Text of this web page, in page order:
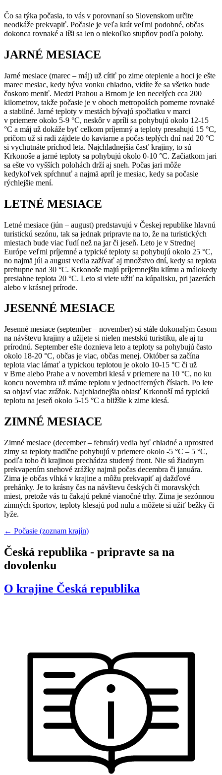
Čo sa týka počasia, to vás v porovnaní so Slovenskom určite
neodkáže prekvapiť. Počasie je veľa krát veľmi podobné, občas
dokonca rovnaké a líši sa len o niekoľko stupňov podľa polohy.
JARNÉ MESIACE
Jarné mesiace (marec – máj) už cítiť po zime oteplenie a hoci je ešte
marec mesiac, kedy býva vonku chladno, vidíte že sa všetko bude
čoskoro meniť. Medzi Prahou a Brnom je len necelých cca 200
kilometrov, takže počasie je v oboch metropolách pomerne rovnaké
a stabilné. Jarné teploty v mestách bývajú spočiatku v marci
v priemere okolo 5-9 °C, neskôr v apríli sa pohybujú okolo 12-15
°C a máj už dokáže byť celkom príjemný a teploty presahujú 15 °C,
pričom už si radi zájdete do kaviarne a počas teplých dní nad 20 °C
si vychutnáte príchod leta. Najchladnejšia časť krajiny, to sú
Krkonoše a jarné teploty sa pohybujú okolo 0-10 °C. Začiatkom jari
sa ešte vo vyšších polohách drží aj sneh. Počas jari môže
kedykoľvek spŕchnuť a najmä apríl je mesiac, kedy sa počasie
rýchlejšie mení.
LETNÉ MESIACE
Letné mesiace (jún – august) predstavujú v Českej republike hlavnú
turistickú sezónu, tak sa jednak pripravte na to, že na turistických
miestach bude viac ľudí než na jar či jeseň. Leto je v Strednej
Európe veľmi príjemné a typické teploty sa pohybujú okolo 25 °C,
no najmä júl a august vedia zažívať aj množstvo dní, kedy sa teplota
prehupne nad 30 °C. Krkonoše majú príjemnejšiu klímu a málokedy
presiahne teplota 20 °C. Leto si viete užiť na kúpalisku, pri jazerách
alebo v krásnej prírode.
JESENNÉ MESIACE
Jesenné mesiace (september – november) sú stále dokonalým časom
na návštevu krajiny a užijete si nielen mestskú turistiku, ale aj tu
prírodnú. September ešte doznieva leto a teploty sa pohybujú často
okolo 18-20 °C, občas je viac, občas menej. Október sa začína
teplota viac lámať a typickou teplotou je okolo 10-15 °C či už
v Brne alebo Prahe a v novembri klesá v priemere na 10 °C, no ku
koncu novembra už máme teplotu v jednociferných číslach. Po lete
sa objaví viac zrážok. Najchladnejšia oblasť Krkonoší má typickú
teplotu na jeseň okolo 5-15 °C a bližšie k zime klesá.
ZIMNÉ MESIACE
Zimné mesiace (december – február) vedia byť chladné a uprostred
zimy sa teploty tradične pohybujú v priemere okolo -5 °C – 5 °C,
podľa toho či krajinou prechádza studený front. Nie sú žiadnym
prekvapením snehové zrážky najmä počas decembra či januára.
Zima je občas vlhká v krajine a môžu prekvapiť aj dažďové
prehánky. Je to krásny čas na návštevu českých či moravských
miest, pretože vás tu čakajú pekné vianočné trhy. Zima je sezónnou
zimných športov, teploty klesajú pod nulu a môžete si užiť bežky či
lyže.
← Počasie (zoznam krajín)
Česká republika - pripravte sa na
dovolenku
O krajine Česká republika